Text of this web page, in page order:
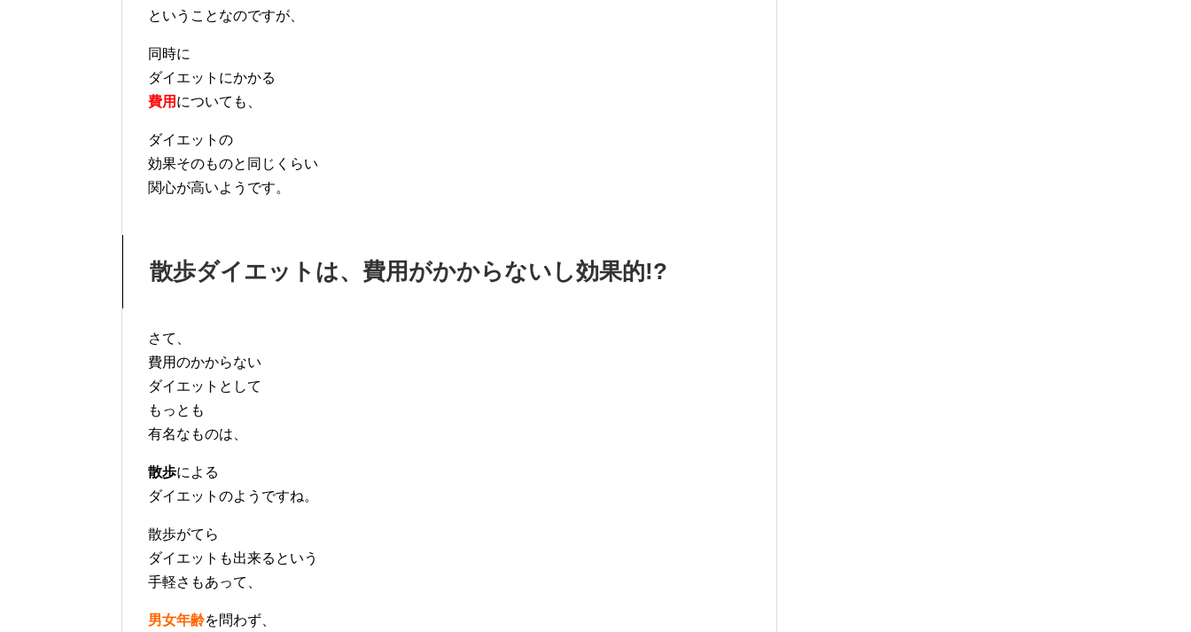
ということなのですが、
同時に
ダイエットにかかる
費用 についても、
ダイエットの
効果そのものと同じくらい
関心が高いようです。
散歩ダイエットは、費用がかからないし効果的!?
さて、
費用のかからない
ダイエットとして
もっとも
有名なものは、
散歩による
ダイエットのようですね。
散歩がてら
ダイエットも出来るという
手軽さもあって、
男女年齢を問わず、